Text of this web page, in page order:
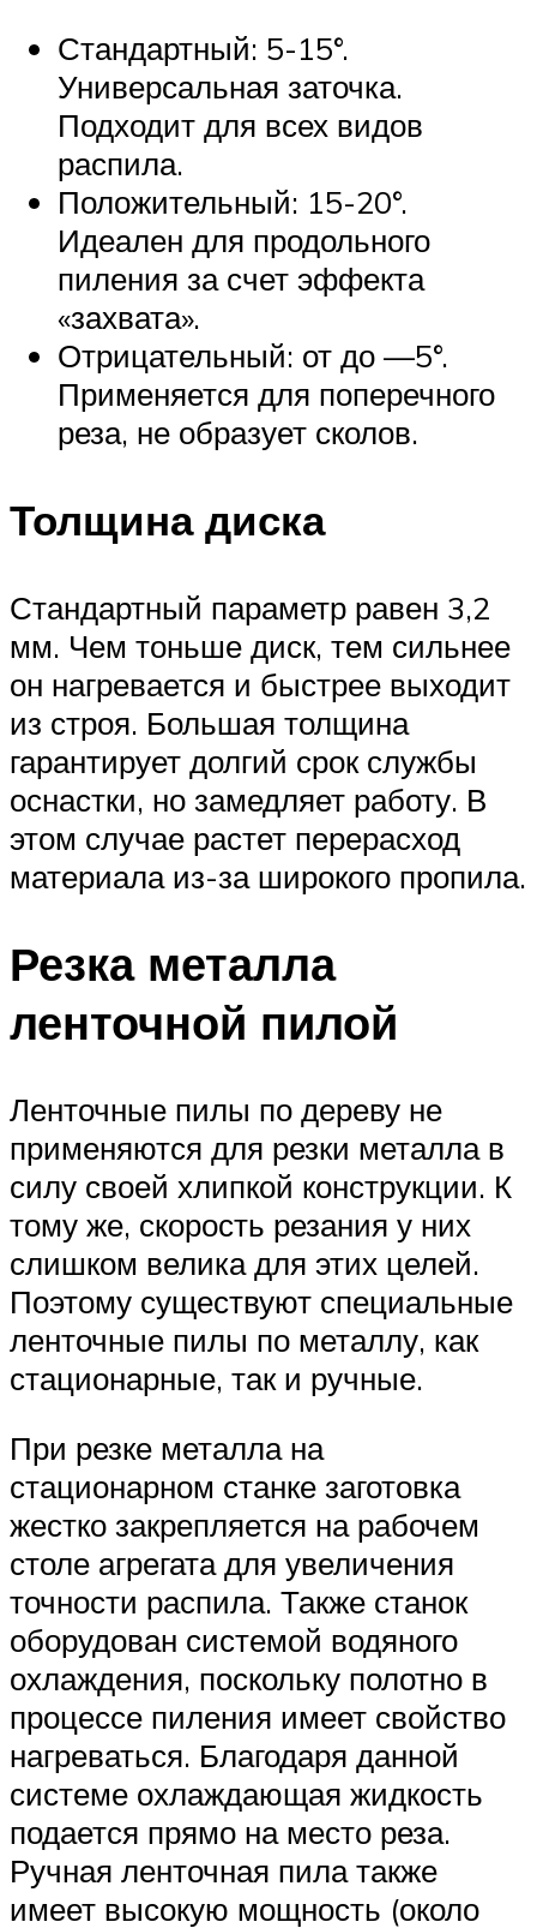
Стандартный: 5-15°.
Универсальная заточка.
Подходит для всех видов
распила.
Положительный: 15-20°.
Идеален для продольного
пиления за счет эффекта
«захвата».
Отрицательный: от до —5°.
Применяется для поперечного
реза, не образует сколов.
Толщина диска
Стандартный параметр равен 3,2
мм. Чем тоньше диск, тем сильнее
он нагревается и быстрее выходит
из строя. Большая толщина
гарантирует долгий срок службы
оснастки, но замедляет работу. В
этом случае растет перерасход
материала из-за широкого пропила.
Резка металла
ленточной пилой
Ленточные пилы по дереву не
применяются для резки металла в
силу своей хлипкой конструкции. К
тому же, скорость резания у них
слишком велика для этих целей.
Поэтому существуют специальные
ленточные пилы по металлу, как
стационарные, так и ручные.
При резке металла на
стационарном станке заготовка
жестко закрепляется на рабочем
столе агрегата для увеличения
точности распила. Также станок
оборудован системой водяного
охлаждения, поскольку полотно в
процессе пиления имеет свойство
нагреваться. Благодаря данной
системе охлаждающая жидкость
подается прямо на место реза.
Ручная ленточная пила также
имеет высокую мощность (около